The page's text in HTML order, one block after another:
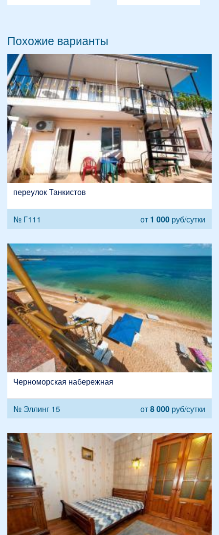
Похожие варианты
переулок Танкистов
№ Г111 от 1 000 руб/сутки
Черноморская набережная
№ Эллинг 15 от8 000 руб/сутки